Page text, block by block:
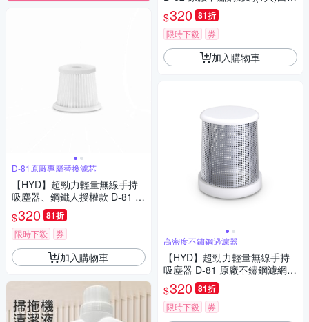
D-81原廠專屬替換濾芯
【HYD】超勁力輕量無線手持
吸塵器、鋼鐵人授權款 D-81 通
用原廠HEPA濾網(1入)
$320 81折
限時下殺 券
加入購物車
色/粉色/綠色
$320 81折
限時下殺 券
加入購物車
高密度不鏽鋼過濾器
【HYD】超勁力輕量無線手持
吸塵器 D-81 原廠不鏽鋼濾網(1
入)白/黑 D-81-002
$320 81折
限時下殺 券